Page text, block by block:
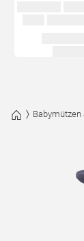
Babymützen